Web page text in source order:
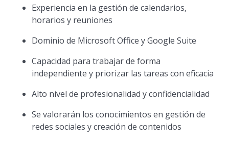
Experiencia en la gestión de calendarios,
horarios y reuniones
Dominio de Microsoft Office y Google Suite
Capacidad para trabajar de forma
independiente y priorizar las tareas con eficacia
Alto nivel de profesionalidad y confidencialidad
Se valorarán los conocimientos en gestión de
redes sociales y creación de contenidos